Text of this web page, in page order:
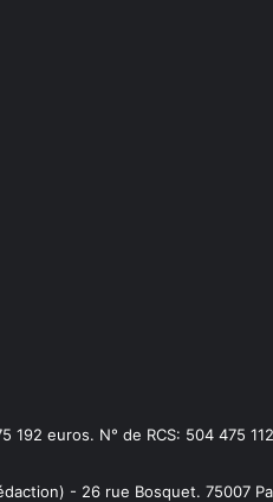
192 euros. N° de RCS: 504 475
- 26 rue Bosquet. 75007